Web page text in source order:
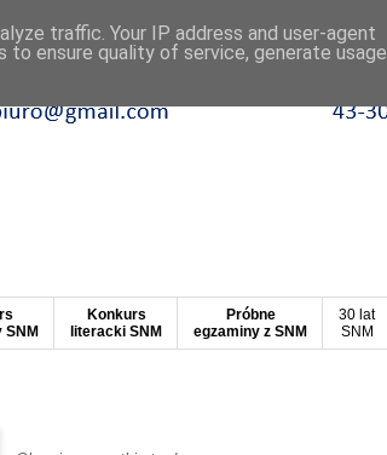
Konkurs
literacki SNM
Próbne
egzaminy z SNM
30 lat
SNM
traffic. Your IP address and user-agent
ensure quality of service, generate usage